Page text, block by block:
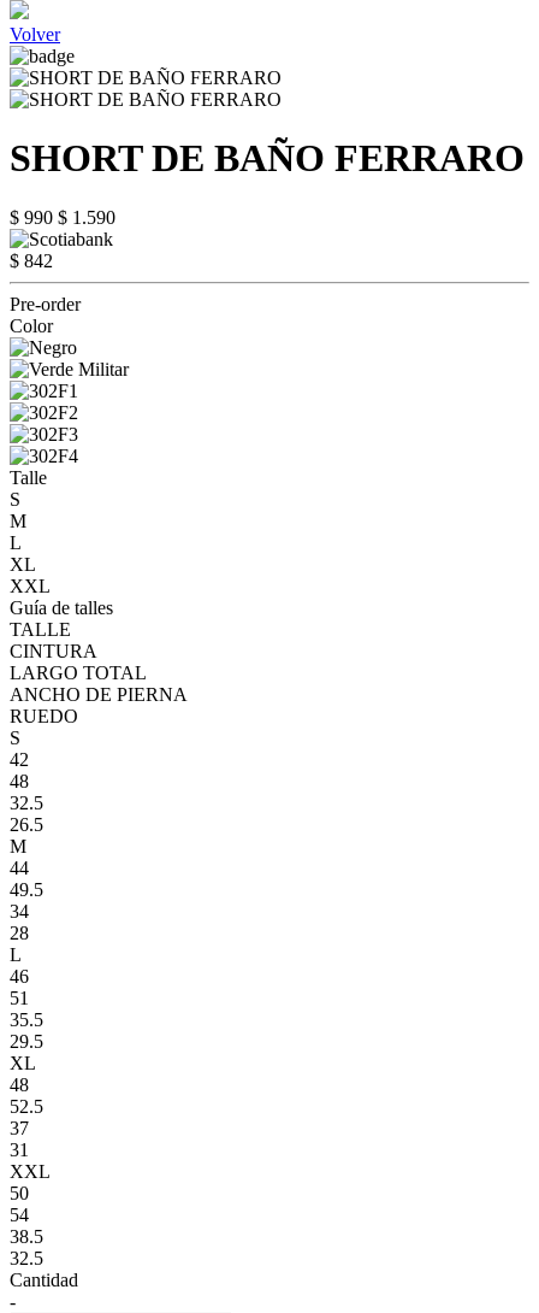
Volver
SHORT DE BAÑO FERRARO
$ 990 $ 1.590
$ 842
Pre-order
Color
Talle
S
M
L
XL
XXL
Guía de talles
TALLE
CINTURA
LARGO TOTAL
ANCHO DE PIERNA
RUEDO
S
42
48
32.5
26.5
M
44
49.5
34
28
L
46
51
35.5
29.5
XL
48
52.5
37
31
XXL
50
54
38.5
32.5
Cantidad
-